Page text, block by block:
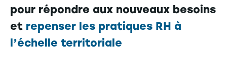
pour répondre aux nouveaux besoins
et repenser les pratiques RH à
l’échelle territoriale